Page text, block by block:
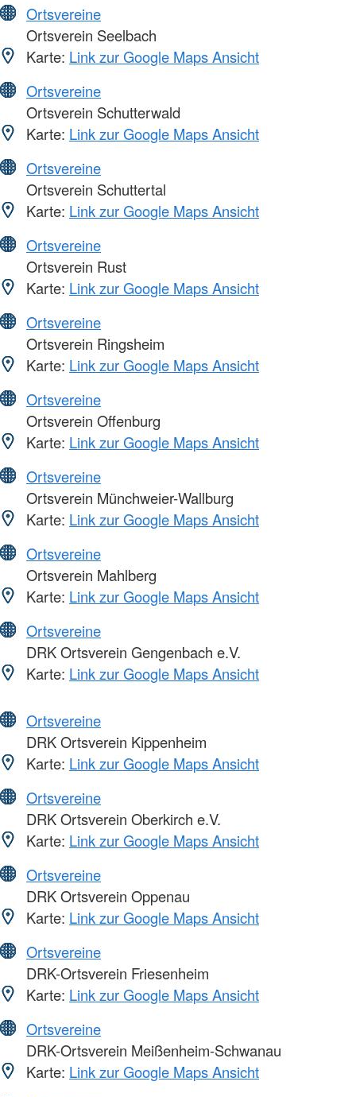
Ortsvereine
Ortsverein Seelbach
Karte: Link zur Google Maps Ansicht
Ortsvereine
Ortsverein Schutterwald
Karte: Link zur Google Maps Ansicht
Ortsvereine
Ortsverein Schuttertal
Karte: Link zur Google Maps Ansicht
Ortsvereine
Ortsverein Rust
Karte: Link zur Google Maps Ansicht
Ortsvereine
Ortsverein Ringsheim
Karte: Link zur Google Maps Ansicht
Ortsvereine
Ortsverein Offenburg
Karte: Link zur Google Maps Ansicht
Ortsvereine
Ortsverein Münchweier-Wallburg
Karte: Link zur Google Maps Ansicht
Ortsvereine
Ortsverein Mahlberg
Karte: Link zur Google Maps Ansicht
Ortsvereine
DRK Ortsverein Gengenbach e.V.
Karte: Link zur Google Maps Ansicht
Ortsvereine
DRK Ortsverein Kippenheim
Karte: Link zur Google Maps Ansicht
Ortsvereine
DRK Ortsverein Oberkirch e.V.
Karte: Link zur Google Maps Ansicht
Ortsvereine
DRK Ortsverein Oppenau
Karte: Link zur Google Maps Ansicht
Ortsvereine
DRK-Ortsverein Friesenheim
Karte: Link zur Google Maps Ansicht
Ortsvereine
DRK-Ortsverein Meißenheim-Schwanau
Karte: Link zur Google Maps Ansicht